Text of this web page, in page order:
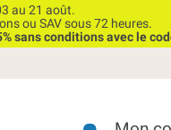
au 21 août.
ou SAV sous 72 heures.
sans conditions avec le